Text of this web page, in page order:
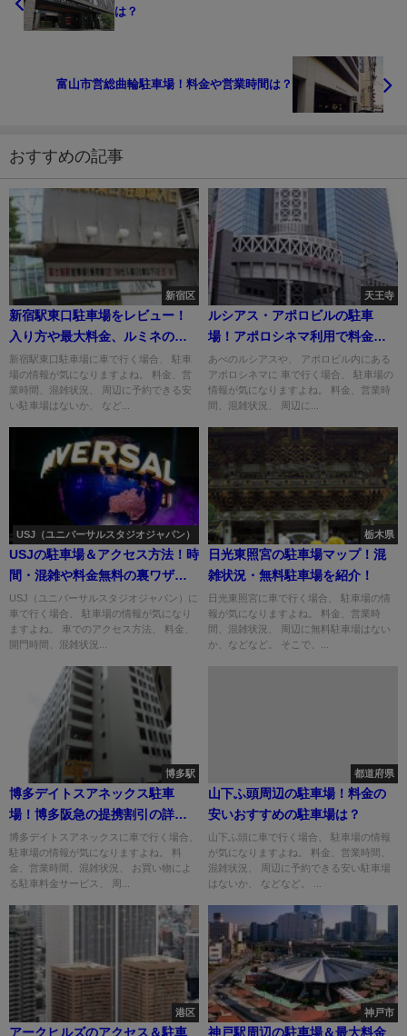
は？
富山市営総曲輪駐車場！料金や営業時間は？
おすすめの記事
新宿区
新宿駅東口駐車場をレビュー！
入り方や最大料金、ルミネの割
引は？
新宿駅東口駐車場に車で行く場合、 駐車
場の情報が気になりますよね。 料金、営
業時間、混雑状況、 周辺に予約できる安
い駐車場はないか、 など...
天王寺
ルシアス・アポロビルの駐車
場！アポロシネマ利用で料金の
割引は？
あべのルシアスや、 アポロビル内にある
アポロシネマに 車で行く場合、 駐車場の
情報が気になりますよね。 料金、営業時
間、混雑状況、 周辺に...
USJ（ユニバーサルスタジオジャパン）
USJの駐車場＆アクセス方法！時
間・混雑や料金無料の裏ワザ
は？
USJ（ユニバーサルスタジオジャパン）に
車で行く場合、 駐車場の情報が気になり
ますよね。 車でのアクセス方法、 料金、
開門時間、混雑状況...
栃木県
日光東照宮の駐車場マップ！混
雑状況・無料駐車場を紹介！
日光東照宮に車で行く場合、 駐車場の情
報が気になりますよね。 料金、営業時
間、混雑状況、 周辺に無料駐車場はない
か、などなど。 そこで、...
博多駅
博多デイトスアネックス駐車
場！博多阪急の提携割引の詳細
は？
博多デイトスアネックスに車で行く場合、
駐車場の情報が気になりますよね。 料
金、営業時間、混雑状況、 お買い物によ
る駐車料金サービス、 周...
都道府県
山下ふ頭周辺の駐車場！料金の
安いおすすめの駐車場は？
山下ふ頭に車で行く場合、 駐車場の情報
が気になりますよね。 料金、営業時間、
混雑状況、 周辺に予約できる安い駐車場
はないか、 などなど。 ...
港区
アークヒルズのアクセス＆駐車
神戸市
神戸駅周辺の駐車場＆最大料金